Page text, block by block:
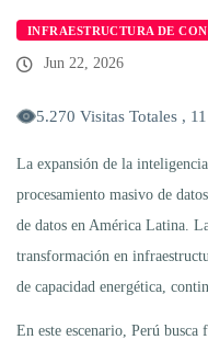
INFRAESTRUCTURA DE
Jun 22, 2026
5.270 Visitas Totales ,
La expansión de la
procesamiento masivo de
de datos en América Latina.
transformación en
de capacidad energética,
En este escenario, Perú